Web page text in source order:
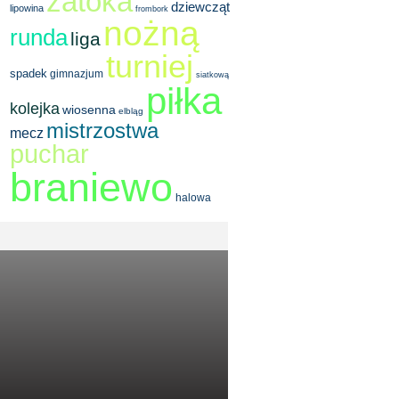
lipowina frombork dziewcząt
rundaliga nożną
spadek gimnazjum turniej siatkową
kolejkawiosenna elbląg piłka
mecz mistrzostwa
puchar
braniewo halowa